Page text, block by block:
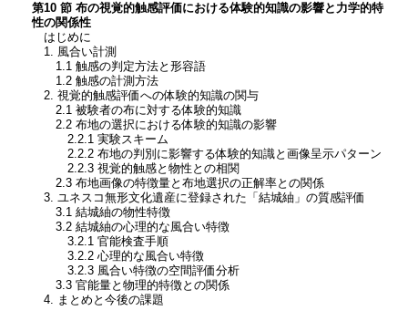
第10 節 布の視覚的触感評価における体験的知識の影響と力学的特
性の関係性
はじめに
1. 風合い計測
1.1 触感の判定方法と形容語
1.2 触感の計測方法
2. 視覚的触感評価への体験的知識の関与
2.1 被験者の布に対する体験的知識
2.2 布地の選択における体験的知識の影響
2.2.1 実験スキーム
2.2.2 布地の判別に影響する体験的知識と画像呈示パターン
2.2.3 視覚的触感と物性との相関
2.3 布地画像の特徴量と布地選択の正解率との関係
3. ユネスコ無形文化遺産に登録された「結城紬」の質感評価
3.1 結城紬の物性特徴
3.2 結城紬の心理的な風合い特徴
3.2.1 官能検査手順
3.2.2 心理的な風合い特徴
3.2.3 風合い特徴の空間評価分析
3.3 官能量と物理的特徴との関係
4. まとめと今後の課題